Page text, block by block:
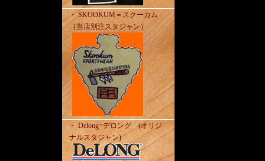
・ SKOOKUM＝スクーカム
（当店別注スタジャン）
・ Delong=デロング (オリジ
ナルスタジャン)